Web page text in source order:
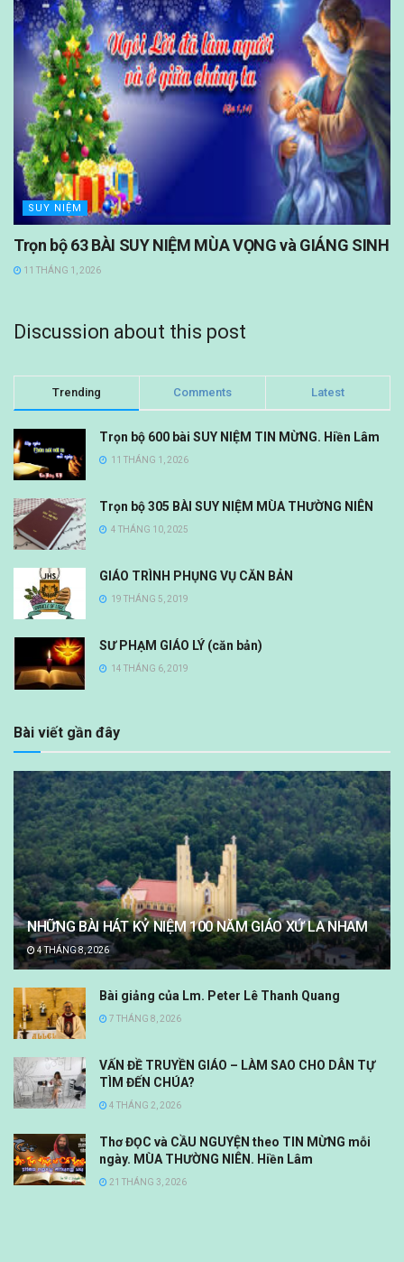
SUY NIỆM
Trọn bộ 63 BÀI SUY NIỆM MÙA VỌNG và GIÁNG SINH
11 THÁNG 1, 2026
Discussion about this post
Trending Comments Latest
Trọn bộ 600 bài SUY NIỆM TIN MỪNG. Hiền Lâm
11 THÁNG 1, 2026
Trọn bộ 305 BÀI SUY NIỆM MÙA THƯỜNG NIÊN
4 THÁNG 10, 2025
GIÁO TRÌNH PHỤNG VỤ CĂN BẢN
19 THÁNG 5, 2019
SƯ PHẠM GIÁO LÝ (căn bản)
14 THÁNG 6, 2019
Bài viết gần đây
NHỮNG BÀI HÁT KỶ NIỆM 100 NĂM GIÁO XỨ LA NHAM
4 THÁNG 8, 2026
Bài giảng của Lm. Peter Lê Thanh Quang
7 THÁNG 8, 2026
VẤN ĐỀ TRUYỀN GIÁO – LÀM SAO CHO DÂN TỰ
TÌM ĐẾN CHÚA?
4 THÁNG 2, 2026
Thơ ĐỌC và CẦU NGUYỆN theo TIN MỪNG mỗi
ngày. MÙA THƯỜNG NIÊN. Hiền Lâm
21 THÁNG 3, 2026